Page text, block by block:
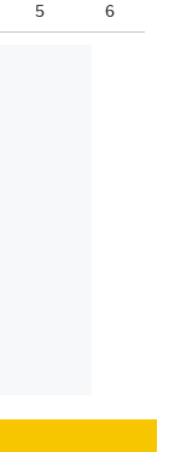
5 6